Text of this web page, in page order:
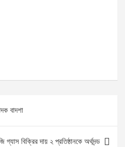
বাদশা
গ্যাস বিক্রির দায় ২ প্রতিষ্ঠানকে অর্থদন্ড